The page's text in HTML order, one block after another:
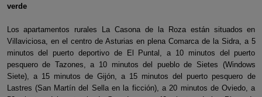
verde
Los apartamentos rurales La Casona de la Roza están situados en
Villaviciosa, en el centro de Asturias en plena Comarca de la Sidra, a 5
minutos del puerto deportivo de El Puntal, a 10 minutos del puerto
pesquero de Tazones, a 10 minutos del pueblo de Sietes (Windows
Siete), a 15 minutos de Gijón, a 15 minutos del puerto pesquero de
Lastres (San Martín del Sella en la ficción), a 20 minutos de Oviedo, a